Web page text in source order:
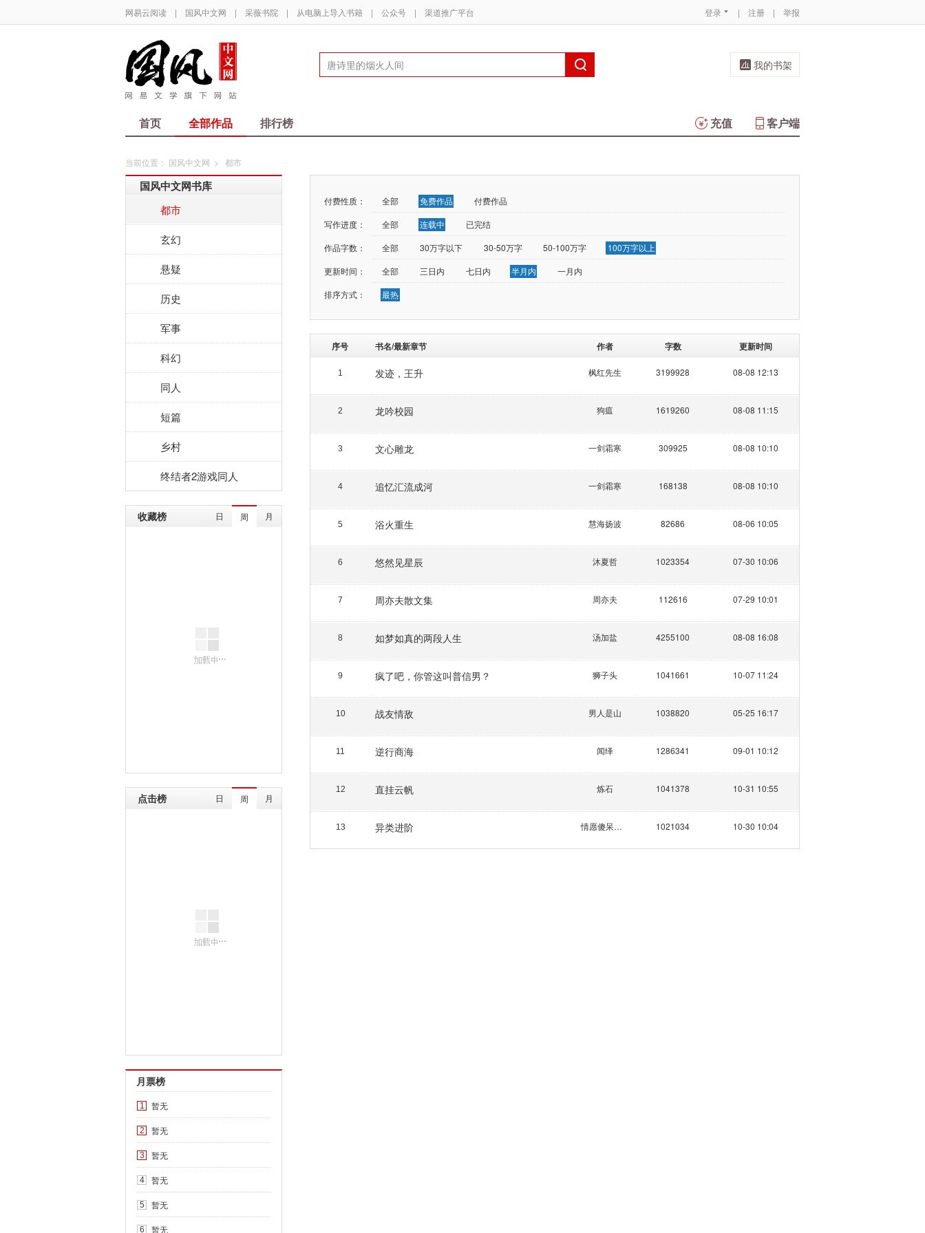
网易云阅读 | 国风中文网 | 采薇书院 | 从电脑上导入书籍 | 公众号 | 渠道推广平台 登录 | 注册 | 举报
我的书架
首页 全部作品 排行榜 客户端
充值
当前位置： 国风中文网 > 都市
国风中文网书库
都市
玄幻
悬疑
历史
军事
科幻
同人
短篇
乡村
终结者2游戏同人
收藏榜 日 周 月
点击榜 日 周 月
月票榜
1 暂无
2 暂无
3 暂无
4 暂无
5 暂无
6 暂无
付费性质： 全部 免费作品
付费作品
写作进度：
全部 连载中
已完结
作品字数：
全部 30万字以下 30-50万字 50-100万字
100万字以上
更新时间：
全部 三日内 七日内 半月内
一月内
排序方式：
最热
序号 书名/最新章节 作者 字数 更新时间
1 发迹，王升 枫红先生 3199928 08-08 12:13
2 龙吟校园 狗瘟 1619260 08-08 11:15
3 文心雕龙 一剑霜寒 309925 08-08 10:10
4 追忆汇流成河 一剑霜寒 168138 08-08 10:10
5 浴火重生 慧海扬波 82686 08-06 10:05
6 悠然见星辰 沐夏哲 1023354 07-30 10:06
7 周亦夫散文集 周亦夫 112616 07-29 10:01
8 如梦如真的两段人生 汤加盐 4255100 08-08 16:08
9 疯了吧，你管这叫普信男？ 狮子头 1041661 10-07 11:24
10 战友情敌 男人是山 1038820 05-25 16:17
11 逆行商海 闻绎 1286341 09-01 10:12
12 直挂云帆 炼石 1041378 10-31 10:55
13 异类进阶 情愿傻呆呆的 1021034 10-30 10:04